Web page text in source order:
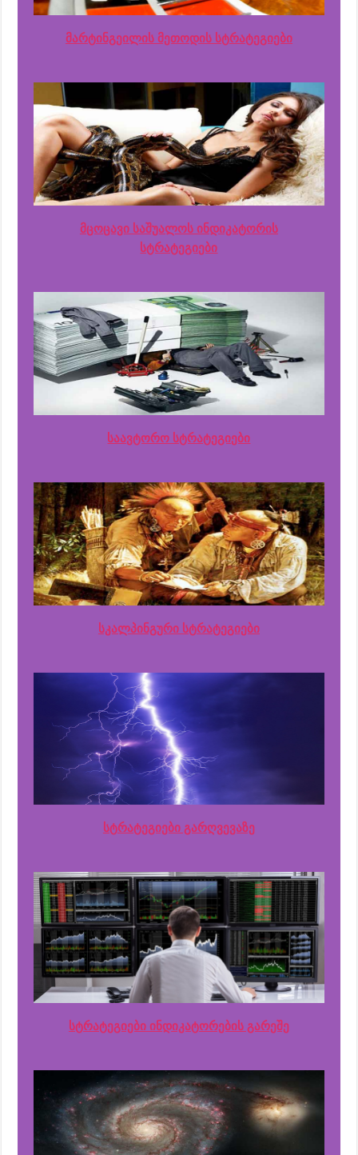
მარტინგეილის მეთოდის სტრატეგიები
მცოცავი საშუალოს ინდიკატორის
სტრატეგიები
საავტორო სტრატეგიები
სკალპინგური სტრატეგიები
სტრატეგიები გარღვევაზე
სტრატეგიები ინდიკატორების გარეშე